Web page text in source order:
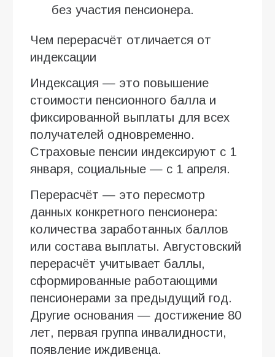
без участия пенсионера.
Чем перерасчёт отличается от
индексации
Индексация — это повышение
стоимости пенсионного балла и
фиксированной выплаты для всех
получателей одновременно.
Страховые пенсии индексируют с 1
января, социальные — с 1 апреля.
Перерасчёт — это пересмотр
данных конкретного пенсионера:
количества заработанных баллов
или состава выплаты. Августовский
перерасчёт учитывает баллы,
сформированные работающими
пенсионерами за предыдущий год.
Другие основания — достижение 80
лет, первая группа инвалидности,
появление иждивенца.